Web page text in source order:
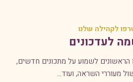
לקהילה שלנו
לעדכונים
הראשונים לשמוע על מתכונים חדשים,
מעוררי השראה, ועוד...